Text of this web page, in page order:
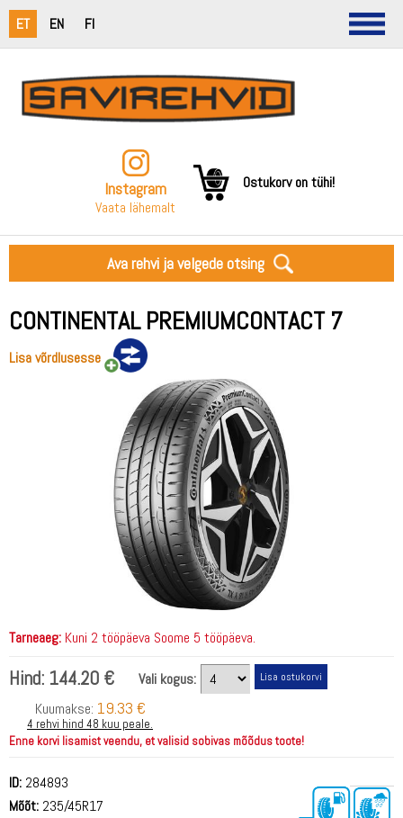
ET EN FI
Instagram
Vaata lähemalt
Ostukorv on tühi!
Ava rehvi ja velgede otsing
CONTINENTAL PREMIUMCONTACT 7
Lisa võrdlusesse
Tarneaeg: Kuni 2 tööpäeva Soome 5 tööpäeva.
Hind: 144.20 €
Vali kogus:
Kuumakse: 19.33 €
4 rehvi hind 48 kuu peale.
Enne korvi lisamist veendu, et valisid sobivas mõõdus toote!
ID: 284893
Mõõt: 235/45R17